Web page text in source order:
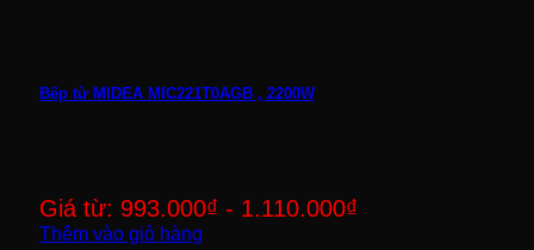
Bếp từ MIDEA MIC221T0AGB , 2200W
Giá từ: 993.000₫ - 1.110.000₫
Thêm vào giỏ hàng